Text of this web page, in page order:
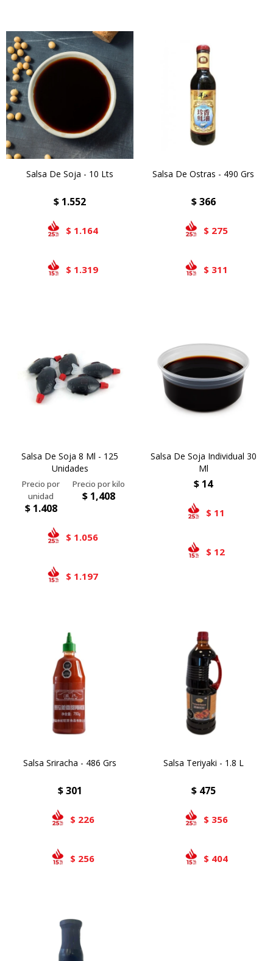
Salsa De Soja - 10 Lts
$ 1.552
$ 1.164
$ 1.319
Salsa De Ostras - 490 Grs
$ 366
$ 275
$ 311
Salsa De Soja 8 Ml - 125
Unidades
$ 1.408
$ 1,408
$ 1.056
$ 1.197
Salsa De Soja Individual 30
Ml
$ 14
$ 11
$ 12
Salsa Sriracha - 486 Grs
$ 301
$ 226
$ 256
Salsa Teriyaki - 1.8 L
$ 475
$ 356
$ 404